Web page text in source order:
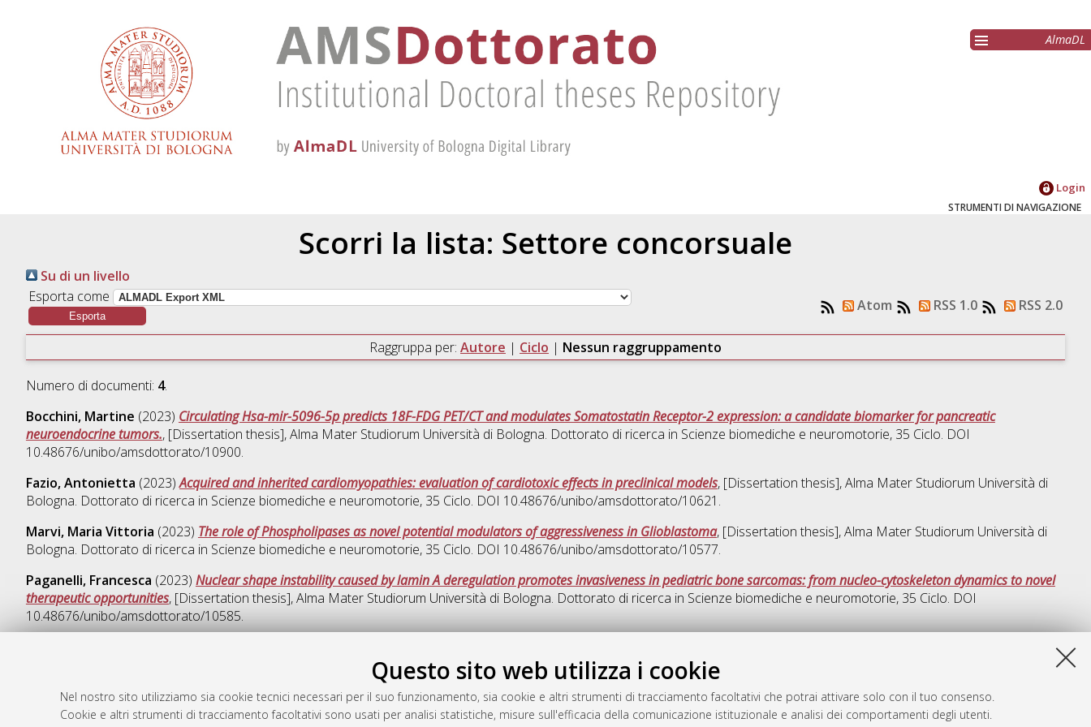
Questo sito web utilizza i cookie
Nel nostro sito utilizziamo sia cookie tecnici necessari per il suo funzionamento, sia cookie e altri strumenti di tracciamento facoltativi che potrai attivare solo con il tuo consenso.
Cookie e altri strumenti di tracciamento facoltativi sono usati per analisi statistiche, misure sull'efficacia della comunicazione istituzionale e analisi dei comportamenti degli utenti.
AlmaDL
Login
STRUMENTI DI NAVIGAZIONE
Scorri la lista: Settore concorsuale
Su di un livello
Esporta come
Atom RSS 1.0 RSS 2.0
Raggruppa per: Autore | Ciclo | Nessun raggruppamento
Numero di documenti: 4.
Bocchini, Martine (2023) Circulating Hsa-mir-5096-5p predicts 18F-FDG PET/CT and modulates Somatostatin Receptor-2 expression: a candidate biomarker for pancreatic
neuroendocrine tumors., [Dissertation thesis], Alma Mater Studiorum Università di Bologna. Dottorato di ricerca in Scienze biomediche e neuromotorie, 35 Ciclo. DOI
10.48676/unibo/amsdottorato/10900.
Fazio, Antonietta (2023)Acquired and inherited cardiomyopathies: evaluation of cardiotoxic effects in preclinical models, [Dissertation thesis], Alma Mater Studiorum Università di
Bologna. Dottorato di ricerca in Scienze biomediche e neuromotorie, 35 Ciclo. DOI 10.48676/unibo/amsdottorato/10621.
Marvi, Maria Vittoria (2023) The role of Phospholipases as novel potential modulators of aggressiveness in Glioblastoma, [Dissertation thesis], Alma Mater Studiorum Università di
Bologna. Dottorato di ricerca in Scienze biomediche e neuromotorie, 35 Ciclo. DOI 10.48676/unibo/amsdottorato/10577.
Paganelli, Francesca (2023) Nuclear shape instability caused by lamin A deregulation promotes invasiveness in pediatric bone sarcomas: from nucleo-cytoskeleton dynamics to novel
therapeutic opportunities, [Dissertation thesis], Alma Mater Studiorum Università di Bologna. Dottorato di ricerca in Scienze biomediche e neuromotorie, 35 Ciclo. DOI
10.48676/unibo/amsdottorato/10585.
Questa lista e' stata generata il Sat Aug 8 20:39:45 2026 CEST.
Atom
AMS Dottorato
ISSN: 2038-7946